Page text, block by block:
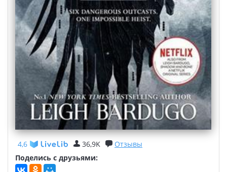
4,6 36,9K
Отзывы
Поделись с друзьями: